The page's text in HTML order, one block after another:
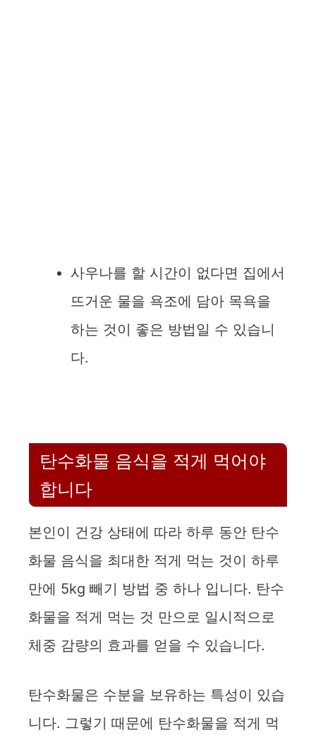
사우나를 할 시간이 없다면 집에서
뜨거운 물을 욕조에 담아 목욕을
하는 것이 좋은 방법일 수 있습니
다.
탄수화물 음식을 적게 먹어야
합니다
본인이 건강 상태에 따라 하루 동안 탄수
화물 음식을 최대한 적게 먹는 것이 하루
만에 5kg 빼기 방법 중 하나 입니다. 탄수
화물을 적게 먹는 것 만으로 일시적으로
체중 감량의 효과를 얻을 수 있습니다.
탄수화물은 수분을 보유하는 특성이 있습
니다. 그렇기 때문에 탄수화물을 적게 먹